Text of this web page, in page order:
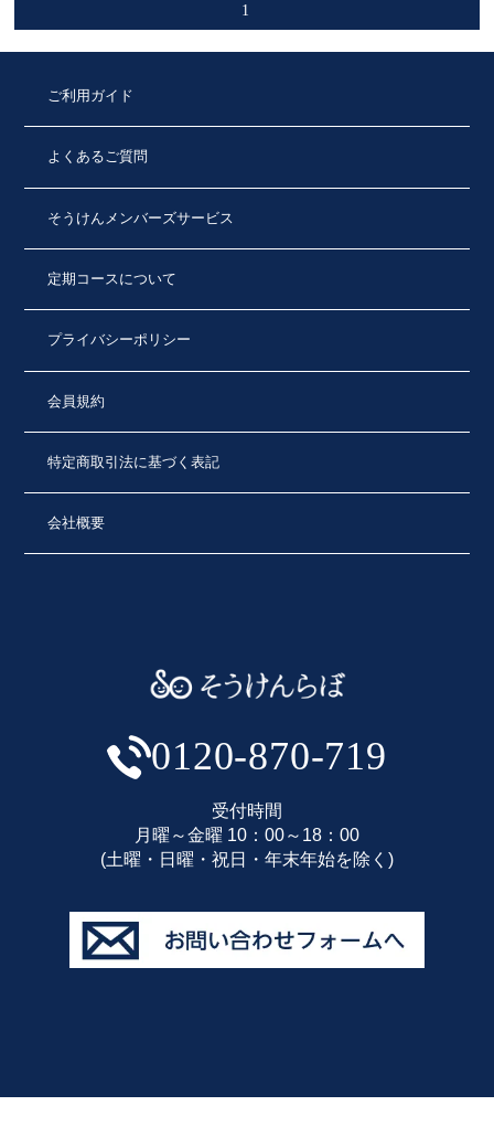
1
ご利用ガイド
よくあるご質問
そうけんメンバーズサービス
定期コースについて
プライバシーポリシー
会員規約
特定商取引法に基づく表記
会社概要
0120-870-719
受付時間
月曜～金曜 10：00～18：00
(土曜・日曜・祝日・年末年始を除く)